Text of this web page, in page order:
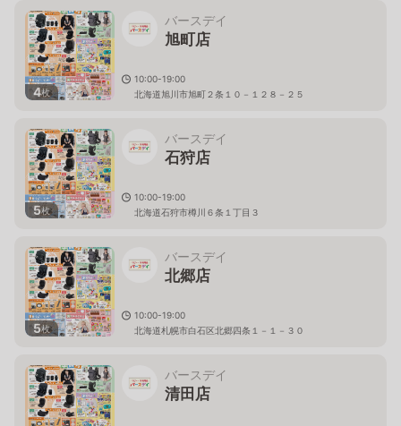
4枚
バースデイ
旭町店
10:00-19:00
北海道旭川市旭町２条１０－１２８－２５
5枚
バースデイ
石狩店
10:00-19:00
北海道石狩市樽川６条１丁目３
5枚
バースデイ
北郷店
10:00-19:00
北海道札幌市白石区北郷四条１－１－３０
バースデイ
清田店